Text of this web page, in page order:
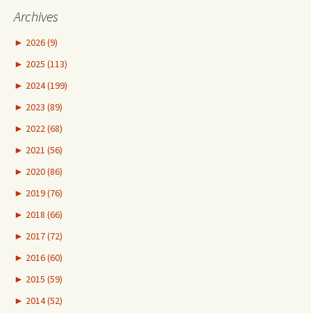
Archives
► 2026 (9)
► 2025 (113)
► 2024 (199)
► 2023 (89)
► 2022 (68)
► 2021 (56)
► 2020 (86)
► 2019 (76)
► 2018 (66)
► 2017 (72)
► 2016 (60)
► 2015 (59)
► 2014 (52)